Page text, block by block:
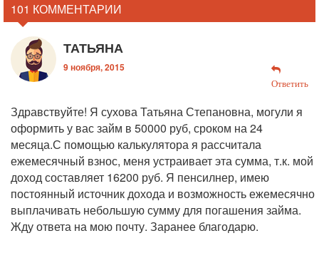
101 КОММЕНТАРИИ
ТАТЬЯНА
9 ноября, 2015
Ответить
Здравствуйте! Я сухова Татьяна Степановна, могули я
оформить у вас займ в 50000 руб, сроком на 24
месяца.С помощью калькулятора я рассчитала
ежемесячный взнос, меня устраивает эта сумма, т.к. мой
доход составляет 16200 руб. Я пенсилнер, имею
постоянный источник дохода и возможность ежемесячно
выплачивать небольшую сумму для погашения займа.
Жду ответа на мою почту. Заранее благодарю.